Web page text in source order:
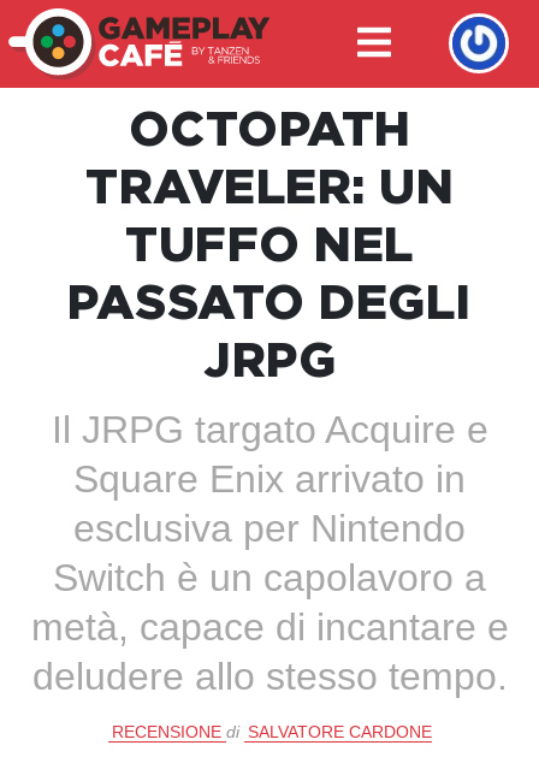
OCTOPATH
TRAVELER: UN
TUFFO NEL
PASSATO DEGLI
JRPG
Il JRPG targato Acquire e
Square Enix arrivato in
esclusiva per Nintendo
Switch è un capolavoro a
metà, capace di incantare e
deludere allo stesso tempo.
RECENSIONE di SALVATORE CARDONE